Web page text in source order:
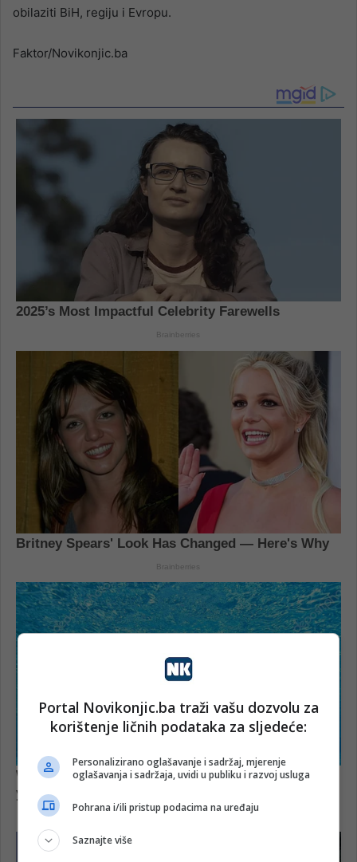
obilaziti BiH, regiju i Evropu.
Faktor/Novikonjic.ba
Portal Novikonjic.ba traži vašu dozvolu za
korištenje ličnih podataka za sljedeće:
Personalizirano oglašavanje i sadržaj, mjerenje
oglašavanja i sadržaja, uvidi u publiku i razvoj usluga
Pohrana i/ili pristup podacima na uređaju
Saznajte više